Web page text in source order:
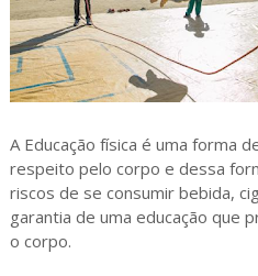
A Educação física é uma forma
respeito pelo corpo e dessa
riscos de se consumir bebida,
garantia de uma educação que
o corpo.